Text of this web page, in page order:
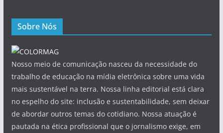
Sobre Nós
Nosso meio de comunicação nasceu da necessidade do
trabalho de educação na mídia eletrônica sobre uma vida
mais sustentável na terra. Nossa linha editorial está clara
no espelho do site: inclusão e sustentabilidade, sem deixar
de abordar outros temas do cotidiano. Nossa atuação é
pautada na ética profissional que o jornalismo exige, em